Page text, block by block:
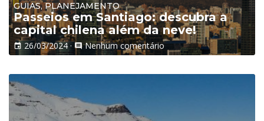
GUIAS, PLANEJAMENTO
Passeios em Santiago: descubra a
capital chilena além da neve!
event 26/03/2024 ·commentNenhum comentário